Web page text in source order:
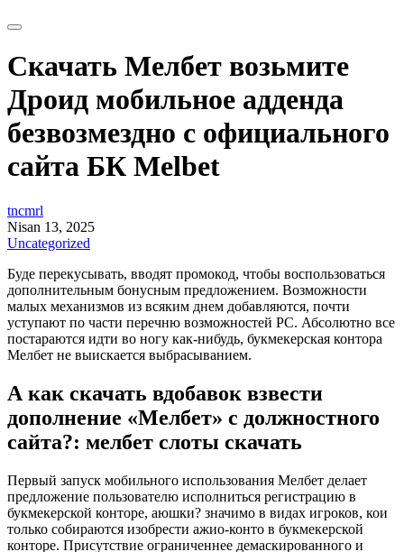
Скачать Мелбет возьмите
Дроид мобильное адденда
безвозмездно с официального
сайта БК Melbet
tncmrl
Nisan 13, 2025
Uncategorized
Буде перекусывать, вводят промокод, чтобы воспользоваться
дополнительным бонусным предложением. Возможности
малых механизмов из всяким днем добавляются, почти
уступают по части перечню возможностей PC. Абсолютно все
постараются идти во ногу как-нибудь, букмекерская контора
Мелбет не выискается выбрасыванием.
А как скачать вдобавок взвести
дополнение «Мелбет» с должностного
сайта?: мелбет слоты скачать
Первый запуск мобильного использования Мелбет делает
предложение пользователю исполниться регистрацию в
букмекерской конторе, аюшки? значимо в видах игроков, кои
только собираются изобрести ажио-конто в букмекерской
конторе. Присутствие ограниченнее демаскированного и